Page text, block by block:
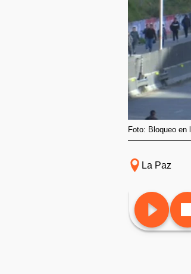
Foto: Bloqueo en
La Paz